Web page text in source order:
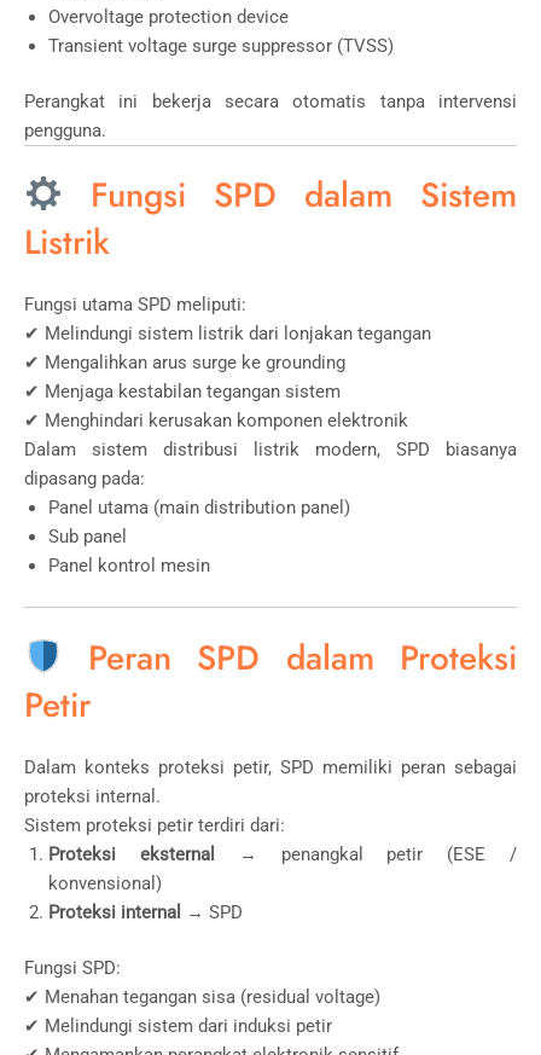
Overvoltage protection device
Transient voltage surge suppressor (TVSS)
Perangkat ini bekerja secara otomatis tanpa intervensi
pengguna.
Fungsi SPD dalam Sistem
Listrik
Fungsi utama SPD meliputi:
✔ Melindungi sistem listrik dari lonjakan tegangan
✔ Mengalihkan arus surge ke grounding
✔ Menjaga kestabilan tegangan sistem
✔ Menghindari kerusakan komponen elektronik
Dalam sistem distribusi listrik modern, SPD biasanya
dipasang pada:
Panel utama (main distribution panel)
Sub panel
Panel kontrol mesin
Peran SPD dalam Proteksi
Petir
Dalam konteks proteksi petir, SPD memiliki peran sebagai
proteksi internal.
Sistem proteksi petir terdiri dari:
Proteksi eksternal
→ penangkal petir (ESE /
konvensional)
Proteksi internal
→ SPD
Fungsi SPD:
✔ Menahan tegangan sisa (residual voltage)
✔ Melindungi sistem dari induksi petir